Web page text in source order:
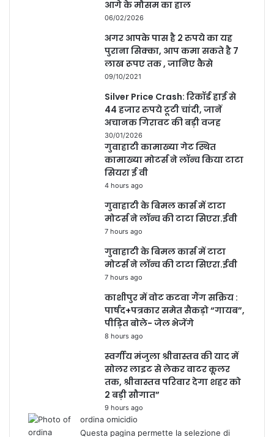
आगे के मौसम का हाल
06/02/2026
अगर आपके पास है 2 रुपये का यह
पुराना सिक्का, आप कमा सकते है 7
लाख रूपए तक , जानिए कैसे
09/10/2021
Silver Price Crash: रिकॉर्ड हाई से
44 हजार रुपये टूटी चांदी, जानें
अचानक गिरावट की बड़ी वजह
30/01/2026
गुवाहाटी कामाख्या गेट स्थित
कामाख्या मोटर्स ने लॉन्च किया टाटा
सियरा ई वी
4 hours ago
गुवाहाटी के बिमल कार्स में टाटा
मोटर्स ने लॉन्च की टाटा सिएरा.ईवी
7 hours ago
गुवाहाटी के बिमल कार्स में टाटा
मोटर्स ने लॉन्च की टाटा सिएरा.ईवी
7 hours ago
काशीपुर में वोट कटवा गैंग सक्रिय :
पार्षद+पत्रकार समेत सैकड़ो “गायब”,
पीड़ित बोले- जेल भेजेंगे
8 hours ago
स्वर्गीय मंजुला श्रीवास्तव की याद में
सोलर लाइट से लेकर वाटर कूलर
तक, श्रीवास्तव परिवार देगा शहर को
2 बड़ी सौगात”
9 hours ago
ordina omicidio
Questa pagina permette la selezione di